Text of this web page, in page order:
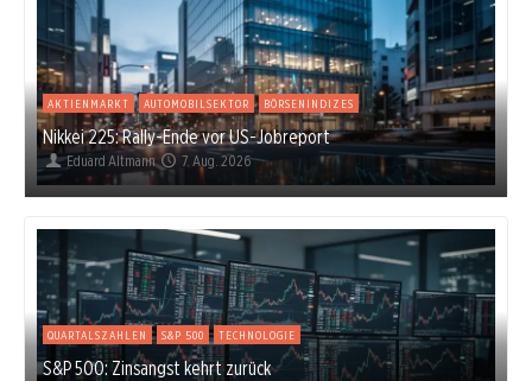
AKTIENMARKT AUTOMOBILSEKTOR BÖRSENINDIZES
Nikkei 225: Rally-Ende vor US-Jobreport
Eduard Altmann 7. Aug. 2026
QUARTALSZAHLEN S&P 500 TECHNOLOGIE
S&P 500: Zinsangst kehrt zurück